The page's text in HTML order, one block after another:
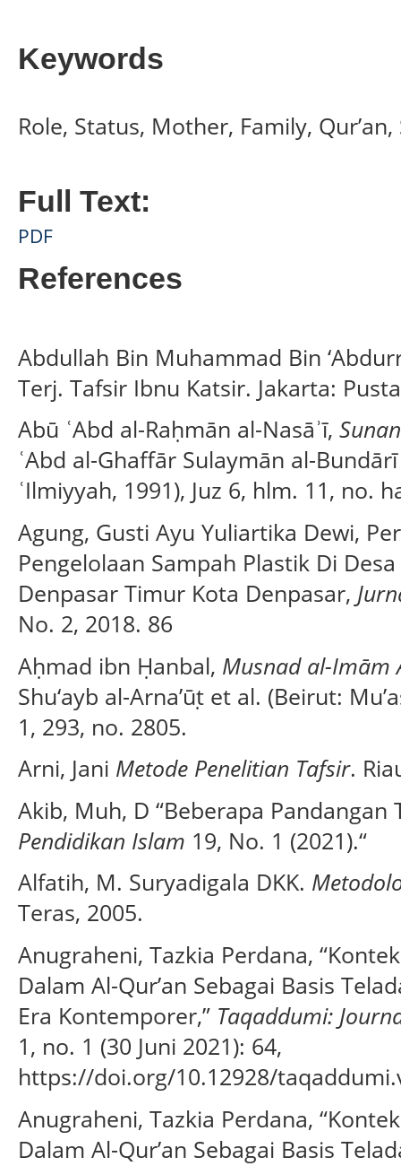
Keywords
Role, Status, Mother, Family,
Full Text:
PDF
References
Abdullah Bin Muhammad Bin
Terj. Tafsir Ibnu Katsir. Jakarta:
Abū ʿAbd al-Raḥmān al-Nasāʾī,
ʿAbd al-Ghaffār Sulaymān al-
ʿIlmiyyah, 1991), Juz 6, hlm. 11, no.
Agung, Gusti Ayu Yuliartika Dewi,
Pengelolaan Sampah Plastik Di
Denpasar Timur Kota Denpasar,
No. 2, 2018. 86
Aḥmad ibn Ḥanbal, Musnad al-Imām
Shu‘ayb al-Arna’ūṭ et al. (Beirut:
1, 293, no. 2805.
Arni, Jani Metode Penelitian Tafsir.
Akib, Muh, D “Beberapa Pandangan
Pendidikan Islam 19, No. 1 (2021).“
Alfatih, M. Suryadigala DKK.
Teras, 2005.
Anugraheni, Tazkia Perdana,
Dalam Al-Qur’an Sebagai Basis
Era Kontemporer,” Taqaddumi:
1, no. 1 (30 Juni 2021): 64,
https://doi.org/10.12928/
Anugraheni, Tazkia Perdana,
Dalam Al-Qur’an Sebagai Basis